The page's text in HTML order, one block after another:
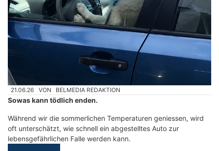
21.06.26 VON BELMEDIA REDAKTION
Sowas kann tödlich enden.
Während wir die sommerlichen Temperaturen geniessen, wird
oft unterschätzt, wie schnell ein abgestelltes Auto zur
lebensgefährlichen Falle werden kann.